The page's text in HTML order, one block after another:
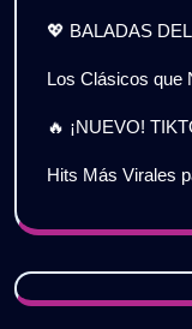
💖 BALADAS
Los Clásicos que
🔥 ¡NUEVO!
Hits Más Virales